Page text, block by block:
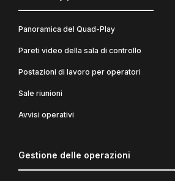
Panoramica del Quad-Play
Pareti video della sala di controllo
Postazioni di lavoro per operatori
Sale riunioni
Avvisi operativi
Gestione delle operazioni